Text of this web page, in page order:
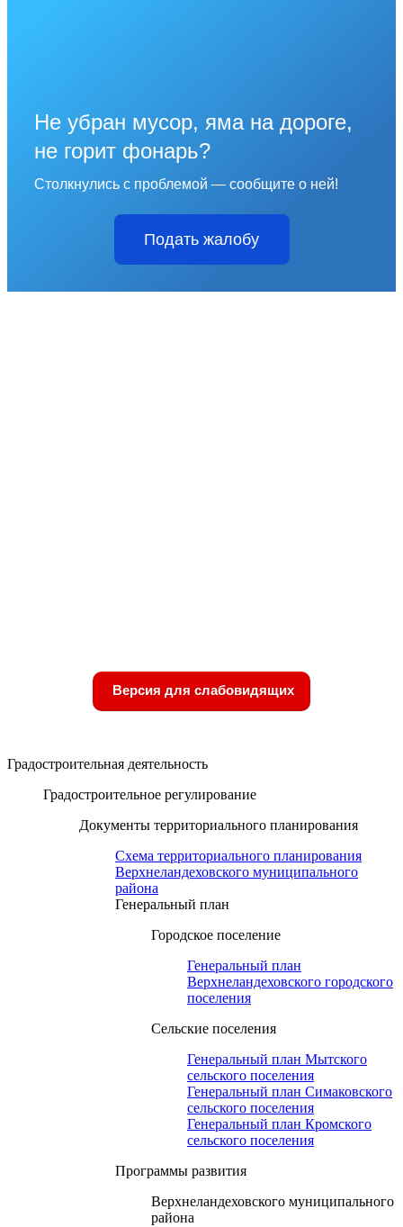
Не убран мусор, яма на дороге,
не горит фонарь?
Столкнулись с проблемой — сообщите о ней!
Подать жалобу
Версия для слабовидящих
Градостроительная деятельность
Градостроительное регулирование
Документы территориального планирования
Схема территориального планирования
Верхнеландеховского муниципального
района
Генеральный план
Городское поселение
Генеральный план
Верхнеландеховского городского
поселения
Сельские поселения
Генеральный план Мытского
сельского поселения
Генеральный план Симаковского
сельского поселения
Генеральный план Кромского
сельского поселения
Программы развития
Верхнеландеховского муниципального
района